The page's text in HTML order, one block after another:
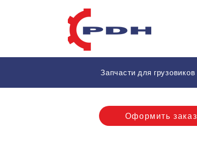
Запчасти для грузовиков
Оформить заказ